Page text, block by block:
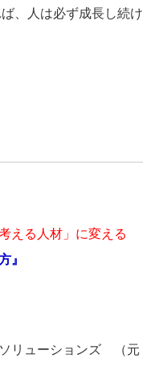
、人は必ず成長し続
える人材」に変える
』
リューションズ （元